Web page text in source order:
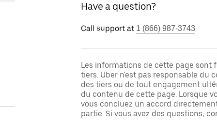
Have a question?
Call support at 1 (866) 987-3743
Les informations de cette page sont
tiers. Uber n'est pas responsable du
des tiers ou de tout engagement
du contenu de cette page. Lorsque
vous concluez un accord
partie. Si vous avez des questions,